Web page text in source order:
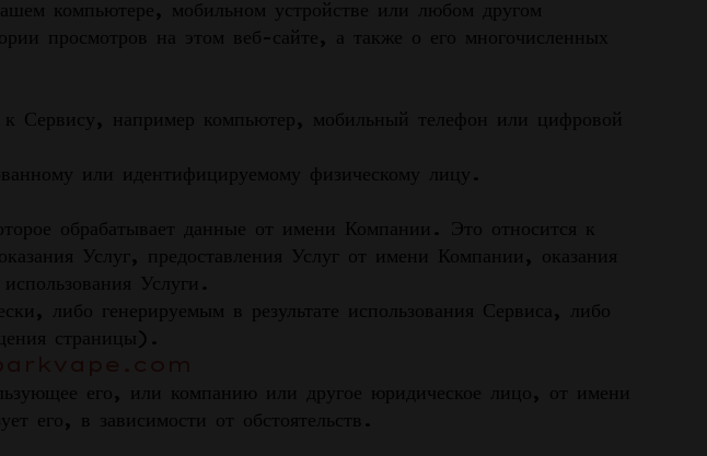
компьютере, мобильном устройстве или любом другом
просмотров на этом веб-сайте, а также о его многочисленных
к Сервису, например компьютер, мобильный телефон или цифровой
или идентифицируемому физическому лицу.
обрабатывает данные от имени Компании. Это относится к
Услуг, предоставления Услуг от имени Компании, оказания
Услуги.
либо генерируемым в результате использования Сервиса, либо
страницы).
его, или компанию или другое юридическое лицо, от имени
его, в зависимости от обстоятельств.